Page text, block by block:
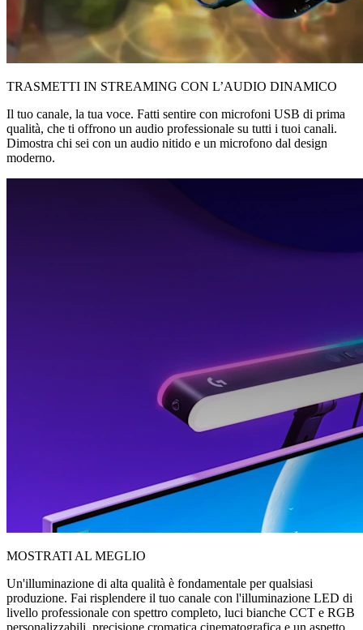
TRASMETTI IN STREAMING CON L’AUDIO DINAMICO
Il tuo canale, la tua voce. Fatti sentire con microfoni USB di prima
qualità, che ti offrono un audio professionale su tutti i tuoi canali.
Dimostra chi sei con un audio nitido e un microfono dal design
moderno.
MOSTRATI AL MEGLIO
Un'illuminazione di alta qualità è fondamentale per qualsiasi
produzione. Fai risplendere il tuo canale con l'illuminazione LED di
livello professionale con spettro completo, luci bianche CCT e RGB
personalizzabili, precisione cromatica cinematografica e un aspetto